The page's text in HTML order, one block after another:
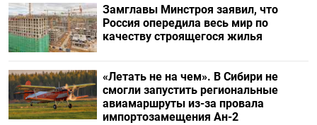
Замглавы Минстроя заявил, что
Россия опередила весь мир по
качеству строящегося жилья
«Летать не на чем». В Сибири не
смогли запустить региональные
авиамаршруты из-за провала
импортозамещения Ан-2